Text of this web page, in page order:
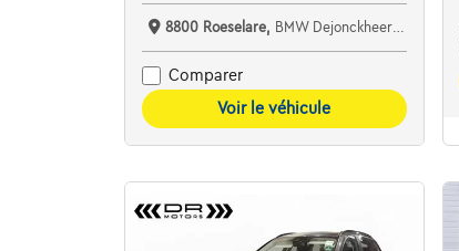
8800 Roeselare, BMW Dejonckheere Roeselare
Comparer
Voir le véhicule